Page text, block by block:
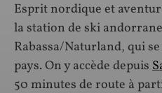
Esprit nordique et
la station de ski
Rabassa/Naturland, qui
pays. On y accède depuis
50 minutes de route à